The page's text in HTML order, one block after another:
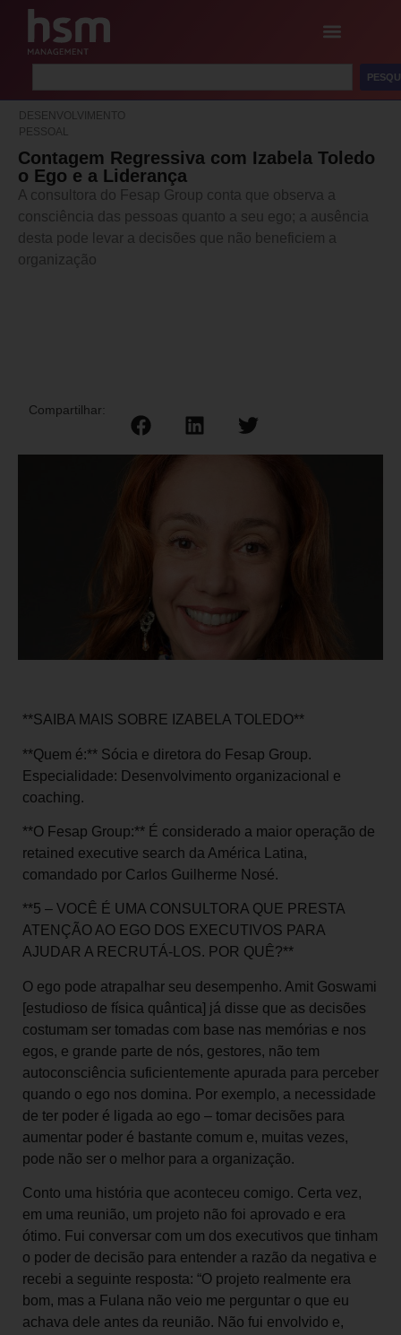
DESENVOLVIMENTO
PESSOAL
Contagem Regressiva com Izabela Toledo
o Ego e a Liderança
A consultora do Fesap Group conta que observa a
consciência das pessoas quanto a seu ego; a ausência
desta pode levar a decisões que não beneficiem a
organização
Compartilhar:
**SAIBA MAIS SOBRE IZABELA TOLEDO**
**Quem é:** Sócia e diretora do Fesap Group.
Especialidade: Desenvolvimento organizacional e
coaching.
**O Fesap Group:** É considerado a maior operação de
retained executive search da América Latina,
comandado por Carlos Guilherme Nosé.
**5 – VOCÊ É UMA CONSULTORA QUE PRESTA
ATENÇÃO AO EGO DOS EXECUTIVOS PARA
AJUDAR A RECRUTÁ-LOS. POR QUÊ?**
O ego pode atrapalhar seu desempenho. Amit Goswami
[estudioso de física quântica] já disse que as decisões
costumam ser tomadas com base nas memórias e nos
egos, e grande parte de nós, gestores, não tem
autoconsciência suficientemente apurada para perceber
quando o ego nos domina. Por exemplo, a necessidade
de ter poder é ligada ao ego – tomar decisões para
aumentar poder é bastante comum e, muitas vezes,
pode não ser o melhor para a organização.
Conto uma história que aconteceu comigo. Certa vez,
em uma reunião, um projeto não foi aprovado e era
ótimo. Fui conversar com um dos executivos que tinham
o poder de decisão para entender a razão da negativa e
recebi a seguinte resposta: “O projeto realmente era
bom, mas a Fulana não veio me perguntar o que eu
achava dele antes da reunião. Não fui envolvido e,